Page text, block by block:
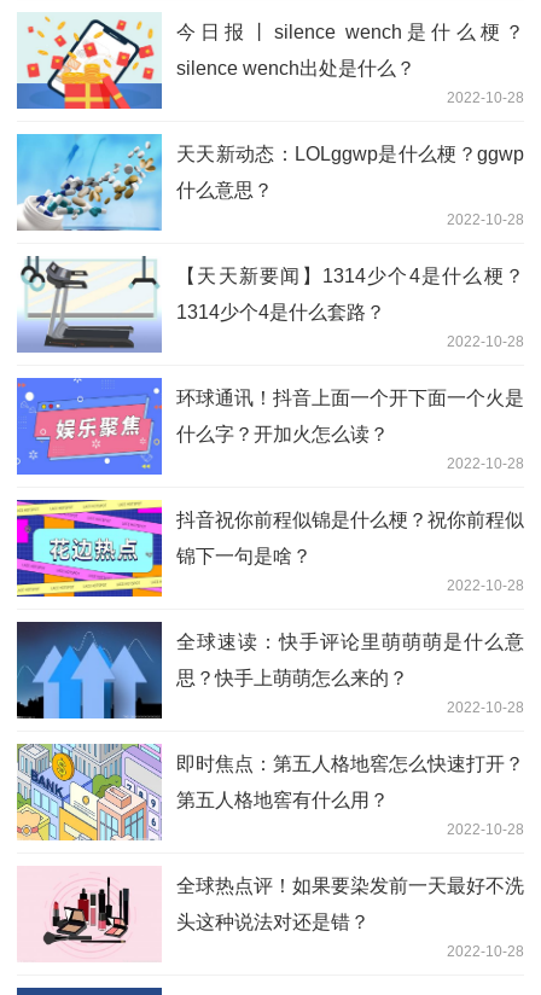
今日报丨silence wench是什么梗？
silence wench出处是什么？
2022-10-28
天天新动态：LOLggwp是什么梗？ggwp
什么意思？
2022-10-28
【天天新要闻】1314少个4是什么梗？
1314少个4是什么套路？
2022-10-28
环球通讯！抖音上面一个开下面一个火是
什么字？开加火怎么读？
2022-10-28
抖音祝你前程似锦是什么梗？祝你前程似
锦下一句是啥？
2022-10-28
全球速读：快手评论里萌萌萌是什么意
思？快手上萌萌怎么来的？
2022-10-28
即时焦点：第五人格地窖怎么快速打开？
第五人格地窖有什么用？
2022-10-28
全球热点评！如果要染发前一天最好不洗
头这种说法对还是错？
2022-10-28